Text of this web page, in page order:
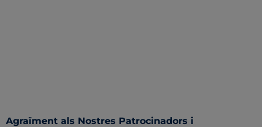
Agraïment als Nostres Patrocinadors i